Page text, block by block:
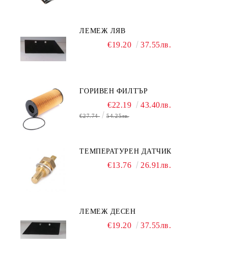
ЛЕМЕЖ ЛЯВ
€19.20 37.55лв.
ГОРИВЕН ФИЛТЪР
€22.19 43.40лв.
€27.74 54.25лв.
ТЕМПЕРАТУРЕН ДАТЧИК
€13.76 26.91лв.
ЛЕМЕЖ ДЕСЕН
€19.20 37.55лв.